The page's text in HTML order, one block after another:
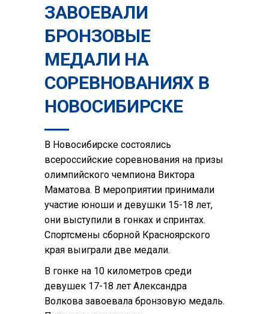
ЗАВОЕВАЛИ
БРОНЗОВЫЕ
МЕДАЛИ НА
СОРЕВНОВАНИЯХ В
НОВОСИБИРСКЕ
В Новосибирске состоялись
всероссийские соревнования на призы
олимпийского чемпиона Виктора
Маматова. В мероприятии принимали
участие юноши и девушки 15-18 лет,
они выступили в гонках и спринтах.
Спортсмены сборной Красноярского
края выиграли две медали.
В гонке на 10 километров среди
девушек 17-18 лет Александра
Волкова завоевала бронзовую медаль.